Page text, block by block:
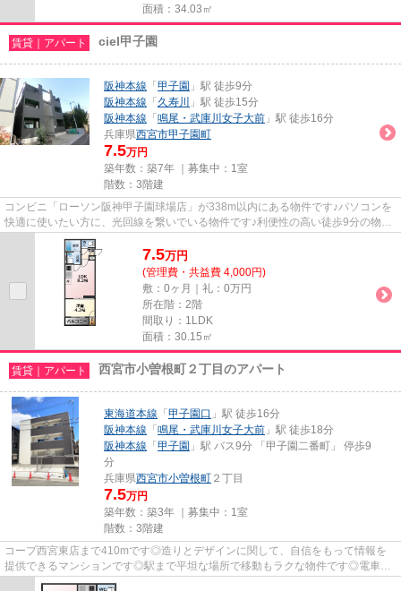
面積：34.03㎡
賃貸｜アパート ciel甲子園
阪神本線 「 甲子園 」駅 徒歩9分
阪神本線 「 久寿川
」駅 徒歩15分
阪神本線 「 鳴尾・武庫川女子大前 」駅 徒歩16分
兵庫県西宮市甲子園町
7.5万円
築年数：築7年 ｜募集中： 1室
階数：3階建
コンビニ「ローソン阪神甲子園球場店」が338m以内にある物件です♪パソコンを
快適に使いたい方に、光回線を繋いでいる物件です♪利便性の高い徒歩9分の物件
です♪ぜひ一度見ていただきた...
7.5万円
(管理費・共益費 4,000円)
敷：0ヶ月｜礼：0万円
所在階：2階
間取り：1LDK
面積：30.15㎡
賃貸｜アパート 西宮市小曽根町２丁目のアパート
東海道本線 「 甲子園口 」駅 徒歩16分
阪神本線 「 鳴尾・武庫川女子大前 」駅 徒歩18分
阪神本線 「 甲子園 」駅 バス9分 「甲子園二番町」 停歩9
分
兵庫県西宮市小曽根町 ２丁目
7.5万円
築年数：築3年 ｜募集中： 1室
階数：3階建
コープ西宮東店まで410mです◎造りとデザインに関して、自信をもって情報を
提供できるマンションです◎駅まで平坦な場所で移動もラクな物件です◎電車で
の移動がより便利になる、2駅利用...